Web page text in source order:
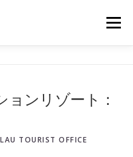
メニュー
ンリゾート：
TOURIST OFFICE